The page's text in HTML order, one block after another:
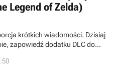
Legend of Zelda)
krótkich wiadomości. Dzisiaj
zapowiedź dodatku DLC do
Video Delivery System
rekordowa liczba zgłoszeń na